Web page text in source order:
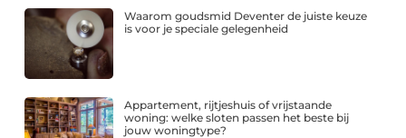
Waarom goudsmid Deventer de juiste keuze
is voor je speciale gelegenheid
Appartement, rijtjeshuis of vrijstaande
woning: welke sloten passen het beste bij
jouw woningtype?